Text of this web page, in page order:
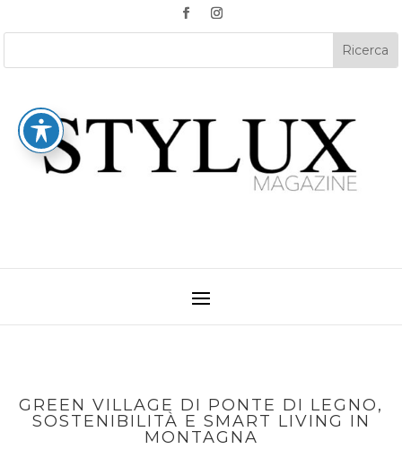
GREEN VILLAGE DI PONTE DI LEGNO,
SOSTENIBILITÀ E SMART LIVING IN
MONTAGNA